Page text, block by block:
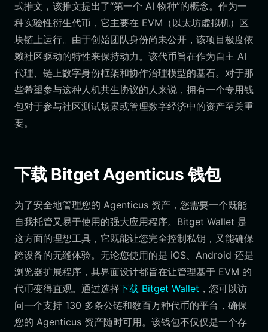
式推文，该推文提出了“第一个 AI 物种”的概念。作为一
种实验性衍生代币，它主要在 EVM（以太坊虚拟机）区
块链上运行。由于创始团队身份尚未公开，该项目极度依
赖社区驱动的特性来保持动力。该代币旨在作为自主 AI
代理、链上数字身份框架和协作治理模型的基石。对于那
些希望参与这种人机共生协议的人来说，拥有一个专用钱
包对于参与社区测试场景或管理数字经济中的资产至关重
要。
下载 Bitget Agenticus 钱包
为了安全地管理您的 Agenticus 资产，您需要一个既能
自我托管又易于使用的强大应用程序。Bitget Wallet 是
这方面的理想工具，它既能让您完全控制私钥，又能确保
跨设备的无缝体验。无论您使用的是 iOS、Android 还是
浏览器扩展程序，其界面设计都旨在让管理基于 EVM 的
代币变得直观。通过选择下载 Bitget Wallet ，您可以访
问一个支持 130 多条公链和数百万种代币的平台，确保
您的 Agenticus 资产随时可用。该钱包不仅仅是一个存